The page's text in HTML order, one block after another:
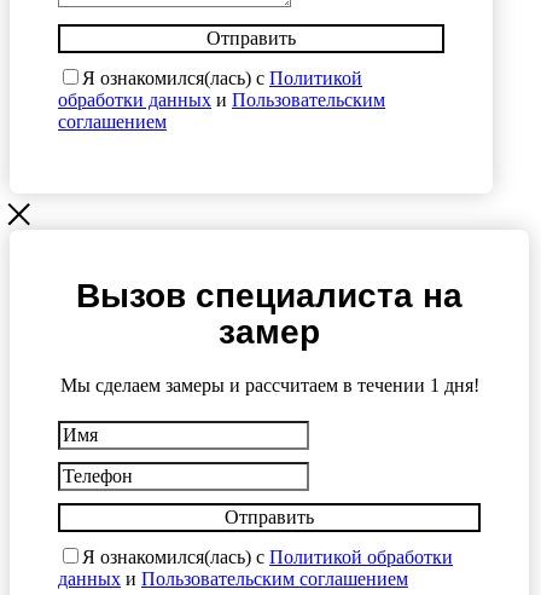
Отправить
Я ознакомился(лась) с Политикой
обработки данных и Пользовательским
соглашением
Вызов специалиста на
замер
Мы сделаем замеры и рассчитаем в течении 1 дня!
Отправить
Я ознакомился(лась) с Политикой обработки
данных и Пользовательским соглашением